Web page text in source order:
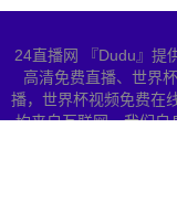
24直播网 『Dudu』提
高清免费直播、世界
播，世界杯视频免费在
均来自互联网，我们自